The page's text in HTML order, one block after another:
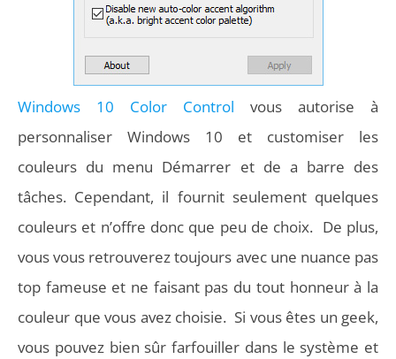
Windows 10 Color Control vous autorise à
personnaliser Windows 10 et customiser les
couleurs du menu Démarrer et de a barre des
tâches. Cependant, il fournit seulement quelques
couleurs et n’offre donc que peu de choix. De plus,
vous vous retrouverez toujours avec une nuance pas
top fameuse et ne faisant pas du tout honneur à la
couleur que vous avez choisie. Si vous êtes un geek,
vous pouvez bien sûr farfouiller dans le système et